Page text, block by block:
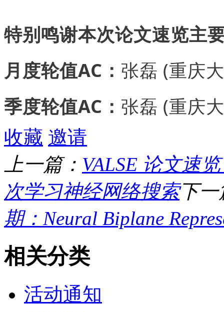
特别鸣谢本次论文速览主
月度轮值AC： 张磊 (重庆
季度轮值AC： 张磊 (重庆
收藏 邀请
上一篇： VALSE 论文速
次学习神经网络搜索下一
期：Neural Biplane
相关分类
活动通知